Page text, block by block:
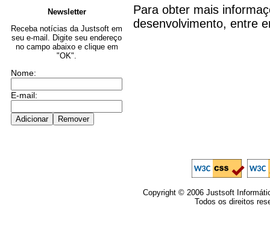
Newsletter
Receba notícias da Justsoft em
seu e-mail. Digite seu endereço
no campo abaixo e clique em
"OK".
Nome:
E-mail:
Para obter mais
desenvolvimento, entre
Copyright © 2006 Justsoft
Todos os direitos